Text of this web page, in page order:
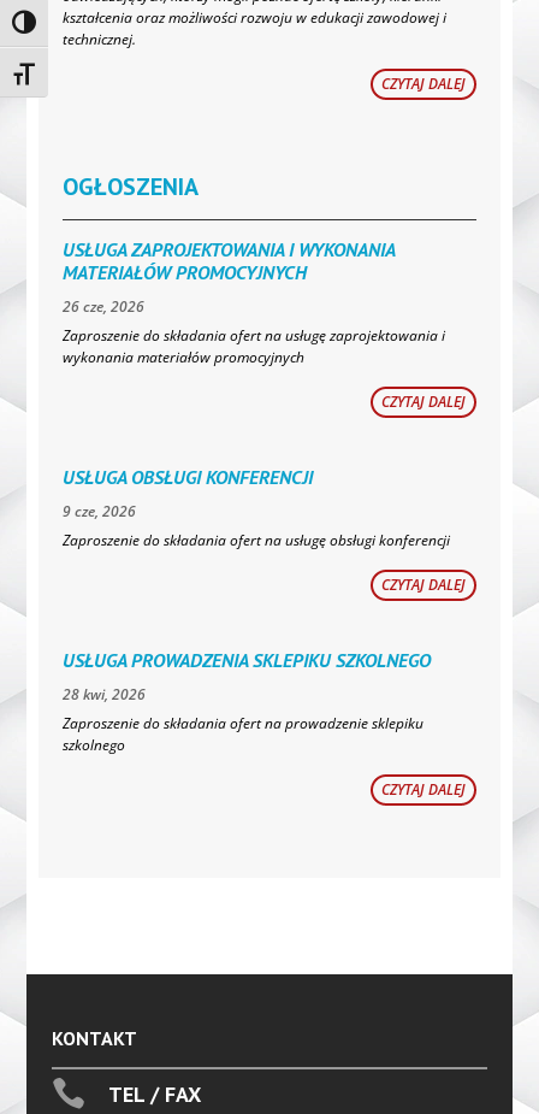
Toggle High Contrast
Toggle Font size
kształcenia oraz możliwości rozwoju w edukacji zawodowej i
technicznej.
CZYTAJ DALEJ
OGŁOSZENIA
USŁUGA ZAPROJEKTOWANIA I WYKONANIA
MATERIAŁÓW PROMOCYJNYCH
26 cze, 2026
Zaproszenie do składania ofert na usługę zaprojektowania i
wykonania materiałów promocyjnych
CZYTAJ DALEJ
USŁUGA OBSŁUGI KONFERENCJI
9 cze, 2026
Zaproszenie do składania ofert na usługę obsługi konferencji
CZYTAJ DALEJ
USŁUGA PROWADZENIA SKLEPIKU SZKOLNEGO
28 kwi, 2026
Zaproszenie do składania ofert na prowadzenie sklepiku
szkolnego
CZYTAJ DALEJ
KONTAKT
 TEL / FAX